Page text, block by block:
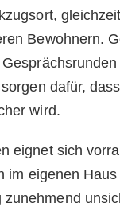
Bewohnern.
dafür,
wird.
eignet sich
im eigenen